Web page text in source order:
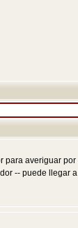
averiguar
-- puede llegar